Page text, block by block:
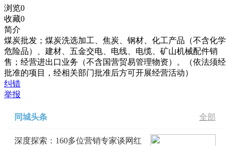
浏览0
收藏0
简介
煤炭批发；煤炭洗选加工、焦炭、钢材、化工产品（不含化学
危险品）、建材、五金交电、电线、电缆、矿山机械配件销
售；经营进出口业务（不含国营贸易管理物资）。（依法须经
批准的项目，经相关部门批准后方可开展经营活动）
纠错
举报
同城头条 全部
深度探索：160多位营销专家谈网红